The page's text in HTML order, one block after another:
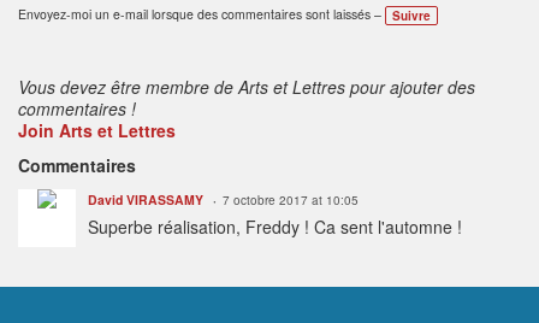
ali
sEnvoyez-moi un e-mail lorsque des commentaires sont laissés –
Suivre
Vous devez être membre de Arts et Lettres pour ajouter des
commentaires !
Join Arts et Lettres
Commentaires
David VIRASSAMY 7 octobre 2017 at 10:05
Superbe réalisation, Freddy ! Ca sent l'automne !